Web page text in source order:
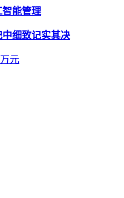
智能管理
细致记实其决
元